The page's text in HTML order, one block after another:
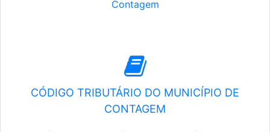
Contagem
CÓDIGO TRIBUTÁRIO DO MUNICÍPIO DE
CONTAGEM